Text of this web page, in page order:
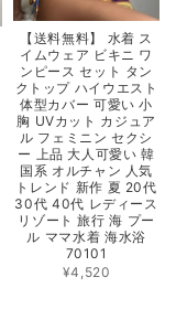
【送料無料】 水着 ス
イムウェア ビキニ ワ
ンピース セット タン
クトップ ハイウエスト
体型カバー 可愛い 小
胸 UVカット カジュア
ル フェミニン セクシ
ー 上品 大人可愛い 韓
国系 オルチャン 人気
トレンド 新作 夏 20代
30代 40代 レディース
リゾート 旅行 海 プー
ル ママ水着 海水浴
70101
¥4,520